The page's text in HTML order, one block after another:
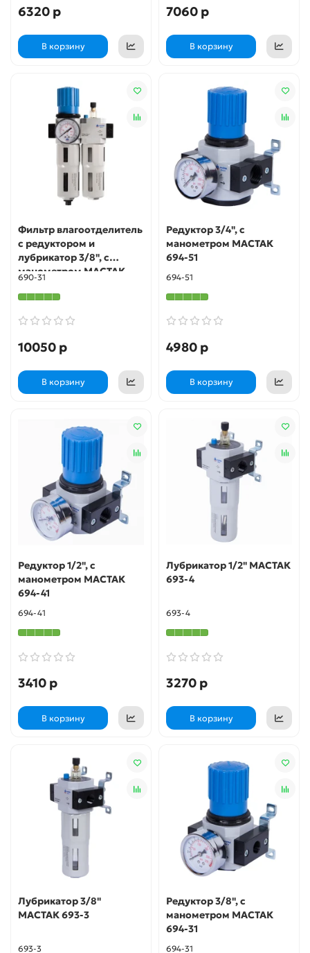
6320 р
В корзину
7060 р
В корзину
Фильтр влагоотделитель
с редуктором и
лубрикатор 3/8", с
манометром МАСТАК
690-31
690-31
10050 р
В корзину
Редуктор 3/4", с
манометром МАСТАК
694-51
694-51
4980 р
В корзину
Редуктор 1/2", с
манометром МАСТАК
694-41
694-41
3410 р
В корзину
Лубрикатор 1/2" МАСТАК
693-4
693-4
3270 р
В корзину
Лубрикатор 3/8"
МАСТАК 693-3
693-3
Редуктор 3/8", с
манометром МАСТАК
694-31
694-31